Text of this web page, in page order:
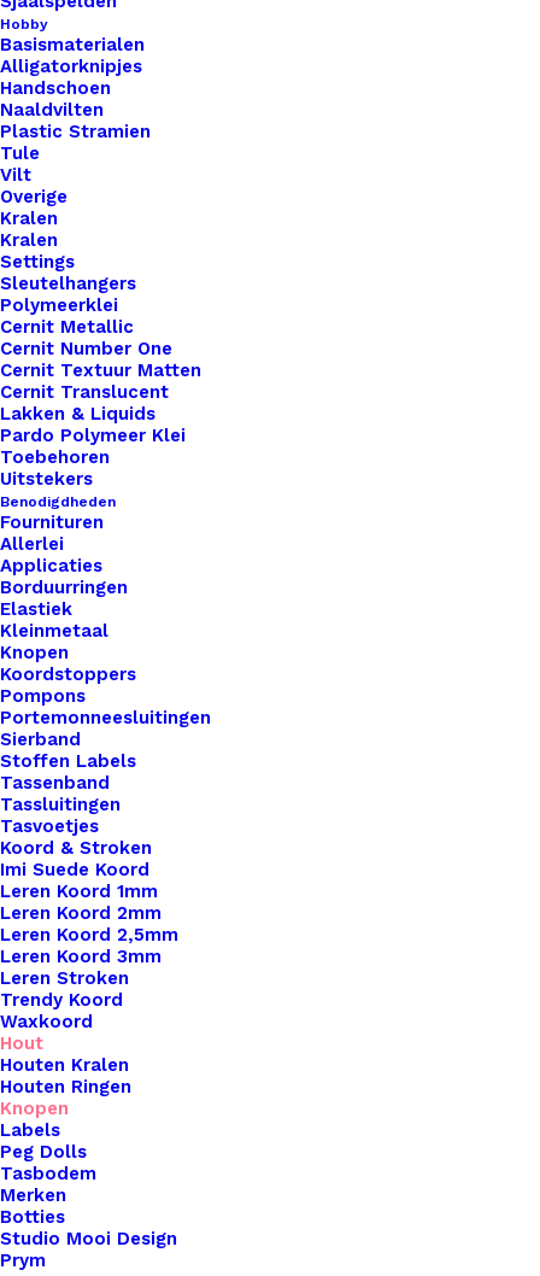
Hobby
Basismaterialen
Alligatorknipjes
Handschoen
Naaldvilten
Plastic Stramien
Tule
Vilt
Overige
Kralen
Kralen
Settings
Sleutelhangers
Polymeerklei
Cernit Metallic
Cernit Number One
Cernit Textuur Matten
Cernit Translucent
Lakken & Liquids
Pardo Polymeer Klei
Toebehoren
Uitstekers
Benodigdheden
Fournituren
Allerlei
Applicaties
Borduurringen
Elastiek
Kleinmetaal
Knopen
Koordstoppers
Pompons
Portemonneesluitingen
Sierband
Stoffen Labels
Tassenband
Tassluitingen
Tasvoetjes
Koord & Stroken
Imi Suede Koord
Leren Koord 1mm
Leren Koord 2mm
Leren Koord 2,5mm
Leren Koord 3mm
Leren Stroken
Trendy Koord
Waxkoord
Hout
Houten Kralen
Houten Ringen
Knopen
Labels
Peg Dolls
Tasbodem
Merken
Botties
Studio Mooi Design
Prym
Binnen 1-3 werkdagen verzonden
Veilig betalen
Unieke en kwaliteitsproducten
Nog meer leuks!
Pompon 20mm Donker Blauw
€0,25